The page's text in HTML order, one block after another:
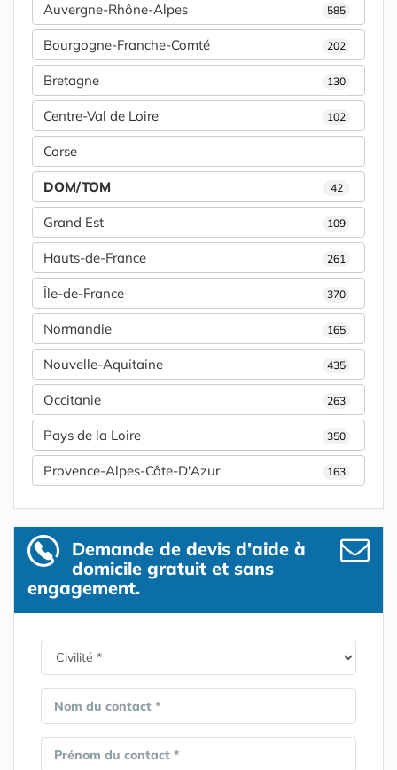
Auvergne-Rhône-Alpes 585
Bourgogne-Franche-Comté 202
Bretagne 130
Centre-Val de Loire 102
Corse
DOM/TOM 42
Grand Est 109
Hauts-de-France 261
Île-de-France 370
Normandie 165
Nouvelle-Aquitaine 435
Occitanie 263
Pays de la Loire 350
Provence-Alpes-Côte-D'Azur 163
Demande de devis d’aide à
domicile gratuit et sans
engagement.
Nom du contact *
Prénom du contact *